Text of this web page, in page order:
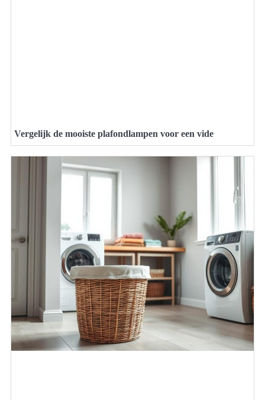
Vergelijk de mooiste plafondlampen voor een vide